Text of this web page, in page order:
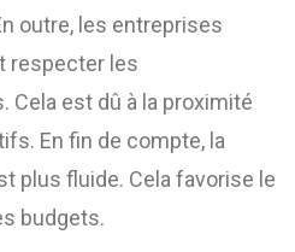
outre, les entreprises
respecter les
Cela est dû à la proximité
En fin de compte, la
plus fluide. Cela favorise le
budgets.